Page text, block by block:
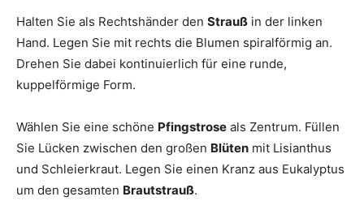
Halten Sie als Rechtshänder den Strauß in der linken
Hand. Legen Sie mit rechts die Blumen spiralförmig an.
Drehen Sie dabei kontinuierlich für eine runde,
kuppelförmige Form.
Wählen Sie eine schöne Pfingstrose als Zentrum. Füllen
Sie Lücken zwischen den großen Blüten mit Lisianthus
und Schleierkraut. Legen Sie einen Kranz aus Eukalyptus
um den gesamten Brautstrauß.